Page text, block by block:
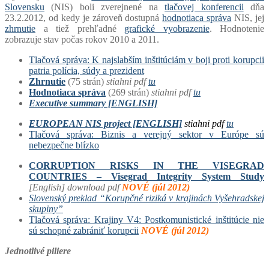
Slovensku (NIS) boli zverejnené natlačovej konferencii dňa
23.2.2012, od kedy je zároveň dostupnáhodnotiaca správa NIS, jej
zhrnutie a tiež prehľadné grafické vyobrazenie. Hodnotenie
zobrazuje stav počas rokov 2010 a 2011.
Tlačová správa: K najslabším inštitúciám v boji proti korupcii
patria polícia, súdy a prezident
Zhrnutie (75 strán) stiahni pdftu
Hodnotiaca správa (269 strán) stiahni pdftu
Executive summary [ENGLISH]
EUROPEAN NIS project [ENGLISH] stiahni pdftu
Tlačová správa: Biznis a verejný sektor v Európe sú
nebezpečne blízko
CORRUPTION RISKS IN THE VISEGRAD
COUNTRIES – Visegrad Integrity System Study
[English] download pdfNOVÉ (júl 2012)
Slovenský preklad “Korupčné riziká v krajinách Vyšehradskej
skupiny”
Tlačová správa: Krajiny V4: Postkomunistické inštitúcie nie
sú schopné zabrániť korupcii NOVÉ (júl 2012)
Jednotlivé piliere